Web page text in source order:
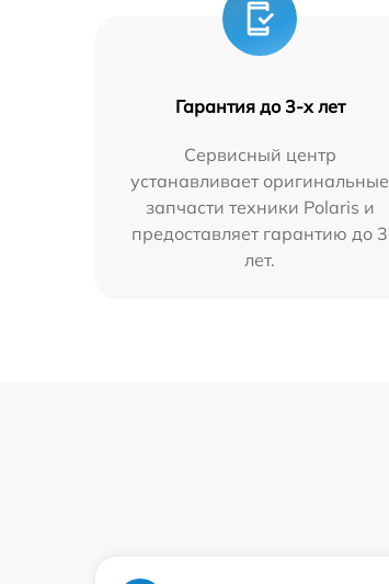
Гарантия до 3-х лет
Сервисный центр
устанавливает оригинальные
запчасти техники Polaris и
предоставляет гарантию до 3
лет.